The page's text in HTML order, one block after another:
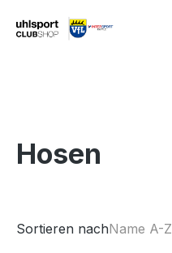
springen
Hosen
Sortieren nachName A-Z